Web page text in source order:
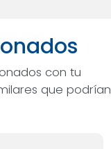
con tu
que podrían